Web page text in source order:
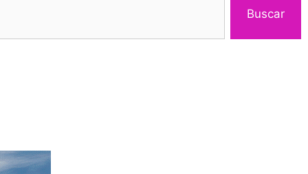
Buscar